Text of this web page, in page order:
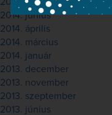
2014. június
2014. április
2014. március
2014. január
2013. december
2013. november
2013. szeptember
2013. június